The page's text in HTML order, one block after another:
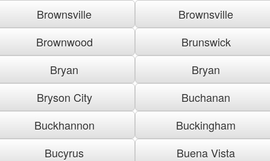
Brownsville
Brownsville
Brownwood
Brunswick
Bryan
Bryan
Bryson City
Buchanan
Buckhannon
Buckingham
Bucyrus
Buena Vista